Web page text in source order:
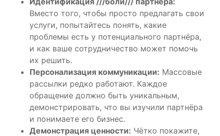
Вместо того, чтобы просто предлагать свои
услуги, попытайтесь понять, какие
проблемы есть у потенциального партнёра,
и как ваше сотрудничество может помочь
их решить.
Персонализация коммуникации: Массовые
рассылки редко работают. Каждое
обращение должно быть уникальным,
демонстрировать, что вы изучили партнёра
и понимаете его бизнес.
Демонстрация ценности: Чётко покажите,